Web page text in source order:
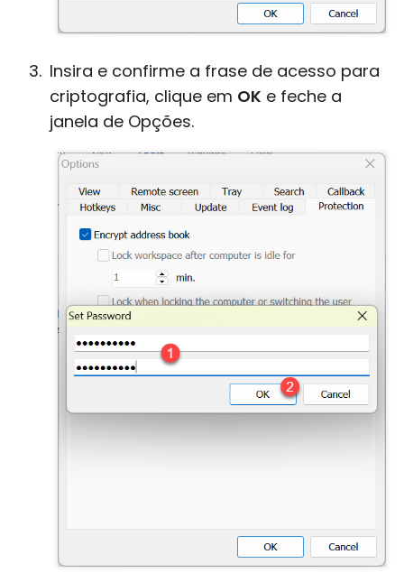
Insira e confirme a frase de acesso para
criptografia, clique em OK e feche a
janela de Opções.